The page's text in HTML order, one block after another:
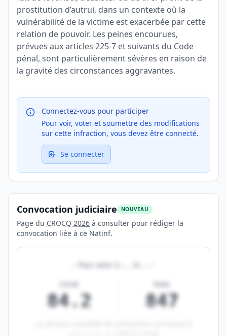
prostitution d’autrui, dans un contexte où la
vulnérabilité de la victime est exacerbée par cette
relation de pouvoir. Les peines encourues,
prévues aux articles 225-7 et suivants du Code
pénal, sont particulièrement sévères en raison de
la gravité des circonstances aggravantes.
Connectez-vous pour participer
Pour voir, voter et soumettre des modifications
sur cette infraction, vous devez être connecté.
Se connecter
Convocation judiciaire NOUVEAU
Page du CROCQ 2026 à consulter pour rédiger la
convocation liée à ce Natinf.
Pour avoir à
84.2 847